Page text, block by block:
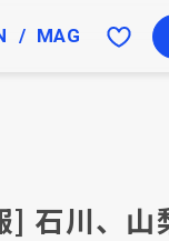
MAG
] 石川、山